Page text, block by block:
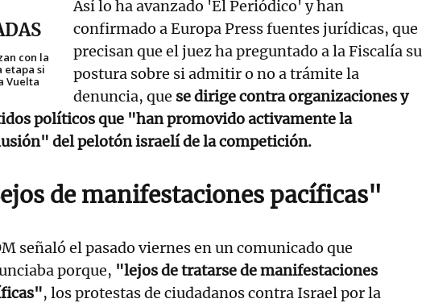
con la
etapa si
Vuelta
Así lo ha avanzado 'El Periódico' y han
confirmado a Europa Press fuentes jurídicas, que
precisan que el juez ha preguntado a la Fiscalía su
postura sobre si admitir o no a trámite la
denuncia, que se dirige contra organizaciones y
políticos que "han promovido activamente la
del pelotón israelí de la competición.
de manifestaciones pacíficas"
señaló el pasado viernes en un comunicado que
porque, "lejos de tratarse de manifestaciones
, los protestas de ciudadanos contra Israel por la